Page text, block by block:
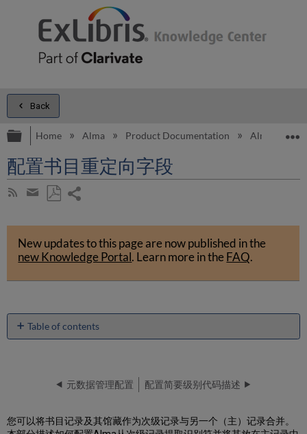
Back
Expand/collapse global hierarchy
Home Alma Product Documentation Alma Online
配置书目重定向字段
Subscribe
RSS
Share
by
email
as
PDF
New updates to this page are now published in the
new Knowledge Portal. Learn more in theFAQ.
Table of contents
No
元数据管理配置 配置简要级别代码描述
您可以将书目记录及其馆藏作为次级记录与另一个（主）记录合并。